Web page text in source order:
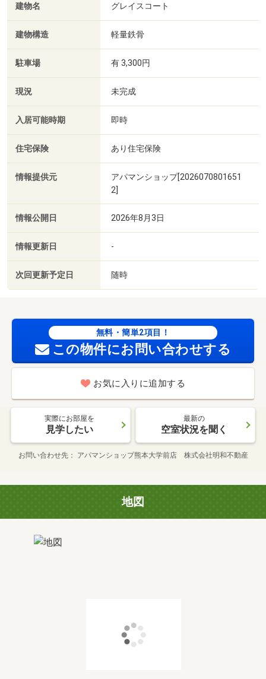
建物名 グレイスコート
建物構造 軽量鉄骨
駐車場 有 3,300円
現況 未完成
入居可能時期 即時
住宅保険 あり住宅保険
情報提供元
アパマンショップ[2026070801651
2]
情報公開日 2026年8月3日
情報更新日 -
次回更新予定日 随時
無料・簡単2項目！
この物件にお問い合わせする
お気に入りに追加する
実際にお部屋を
見学したい
最新の
空室状況を聞く
お問い合わせ先 アパマンショップ熊本大学前店 株式会社明和不動産
地図